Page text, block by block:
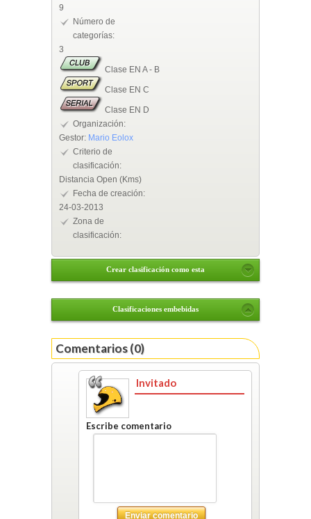
9
Número de
categorías:
3
Clase EN A - B
Clase EN C
Clase EN D
Organización:
Gestor: Mario Eolox
Criterio de
clasificación:
Distancia Open (Kms)
Fecha de creación:
24-03-2013
Zona de
clasificación:
Crear clasificación como esta
Clasificaciones embebidas
Comentarios (0)
Invitado
Escribe comentario
Enviar comentario